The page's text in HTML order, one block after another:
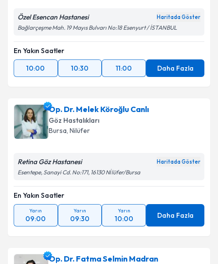
Özel Esencan Hastanesi Haritada Göster
Bağlarçeşme Mah. 19 Mayıs Bulvarı No:18 Esenyurt / İSTANBUL
En Yakın Saatler
10:00
10:30 11:00 Daha Fazla
Op. Dr. Melek Köroğlu Canlı
Göz Hastalıkları
Bursa, Nilüfer
Retina Göz Hastanesi Haritada Göster
Esentepe, Sanayi Cd. No:171, 16130 Ni̇lüfer/Bursa
En Yakın Saatler
Yarın
09:00
Yarın
09:30
Yarın
10:00 Daha Fazla
Op. Dr. Fatma Selmin Madran